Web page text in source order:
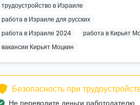
трудоустройство в Израиле
работа в Израиле для русских
работа в Израиле 2024
работа в Кирьят
вакансии Кирьят Моцкин
Безопасность при